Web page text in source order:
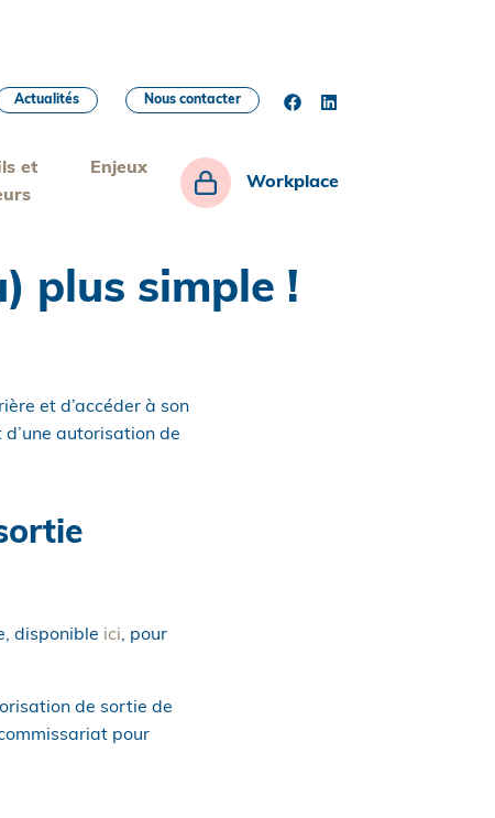
et
Enjeux
Workplace
Actualités Nous contacter
plus simple !
et d’accéder à son
autorisation de
disponible ici, pour
de sortie de
pour